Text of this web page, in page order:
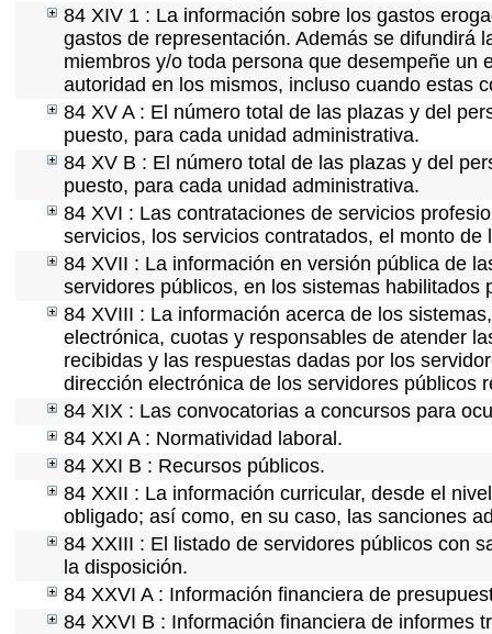
84 XIV 1 : La información sobre los gastos
gastos de representación. Además se difundirá
miembros y/o toda persona que desempeñe
autoridad en los mismos, incluso cuando estas
84 XV A : El número total de las plazas y del
puesto, para cada unidad administrativa.
84 XV B : El número total de las plazas y del
puesto, para cada unidad administrativa.
84 XVI : Las contrataciones de servicios
servicios, los servicios contratados, el monto
84 XVII : La información en versión pública de
servidores públicos, en los sistemas habilitados
84 XVIII : La información acerca de los
electrónica, cuotas y responsables de atender
recibidas y las respuestas dadas por los
dirección electrónica de los servidores públicos
84 XIX : Las convocatorias a concursos para
84 XXI A : Normatividad laboral.
84 XXI B : Recursos públicos.
84 XXII : La información curricular, desde el
obligado; así como, en su caso, las sanciones
84 XXIII : El listado de servidores públicos con
la disposición.
84 XXVI A : Información financiera de
84 XXVI B : Información financiera de informes